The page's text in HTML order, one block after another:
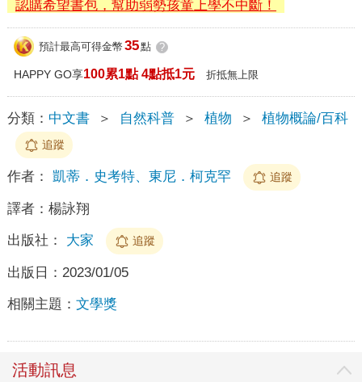
認購希望書包，幫助弱勢孩童上學不中斷！
預計最高可得金幣 35點 ?
HAPPY GO享100累1點 4點抵1元 折抵無上限
分類： 中文書 ＞ 自然科普 ＞ 植物 ＞ 植物概論/百科
追蹤
作者： 凱蒂．史考特、東尼．柯克罕 追蹤
譯者： 楊詠翔
出版社： 大家 追蹤
出版日： 2023/01/05
相關主題： 文學獎
活動訊息